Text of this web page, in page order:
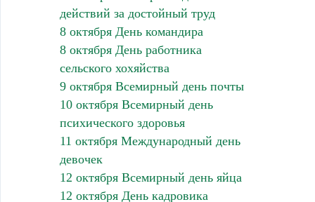
действий за достойный труд
8 октября День командира
8 октября День работника
сельского хохяйства
9 октября Всемирный день почты
10 октября Всемирный день
психического здоровья
11 октября Международный день
девочек
12 октября Всемирный день яйца
12 октября День кадровика